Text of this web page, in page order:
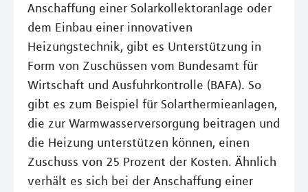
Anschaffung einer Solarkollektoranlage oder
dem Einbau einer innovativen
Heizungstechnik, gibt es Unterstützung in
Form von Zuschüssen vom Bundesamt für
Wirtschaft und Ausfuhrkontrolle (BAFA). So
gibt es zum Beispiel für Solarthermieanlagen,
die zur Warmwasserversorgung beitragen und
die Heizung unterstützen können, einen
Zuschuss von 25 Prozent der Kosten. Ähnlich
verhält es sich bei der Anschaffung einer